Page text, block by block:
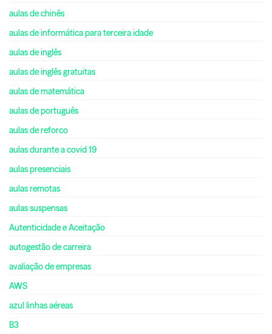
aulas de chinês
aulas de informática para terceira idade
aulas de inglês
aulas de inglês gratuitas
aulas de matemática
aulas de português
aulas de reforco
aulas durante a covid 19
aulas presenciais
aulas remotas
aulas suspensas
Autenticidade e Aceitação
autogestão de carreira
avaliação de empresas
AWS
azul linhas aéreas
B3